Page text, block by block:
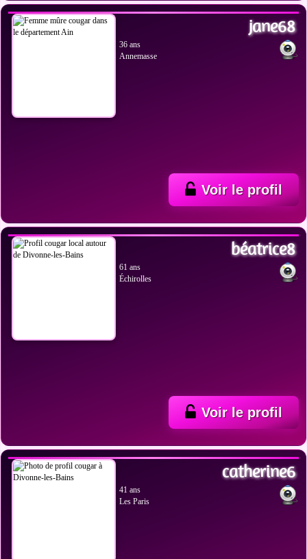
jane68
36 ans
Annemasse
Voir le profil
béatrice8
61 ans
Échirolles
Voir le profil
catherine6
41 ans
Les Paris